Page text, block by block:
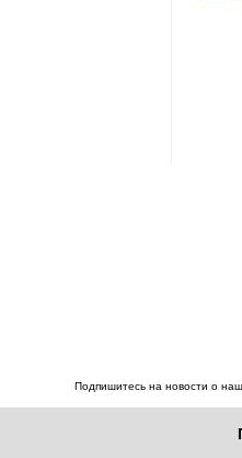
Подпишитесь на новости о